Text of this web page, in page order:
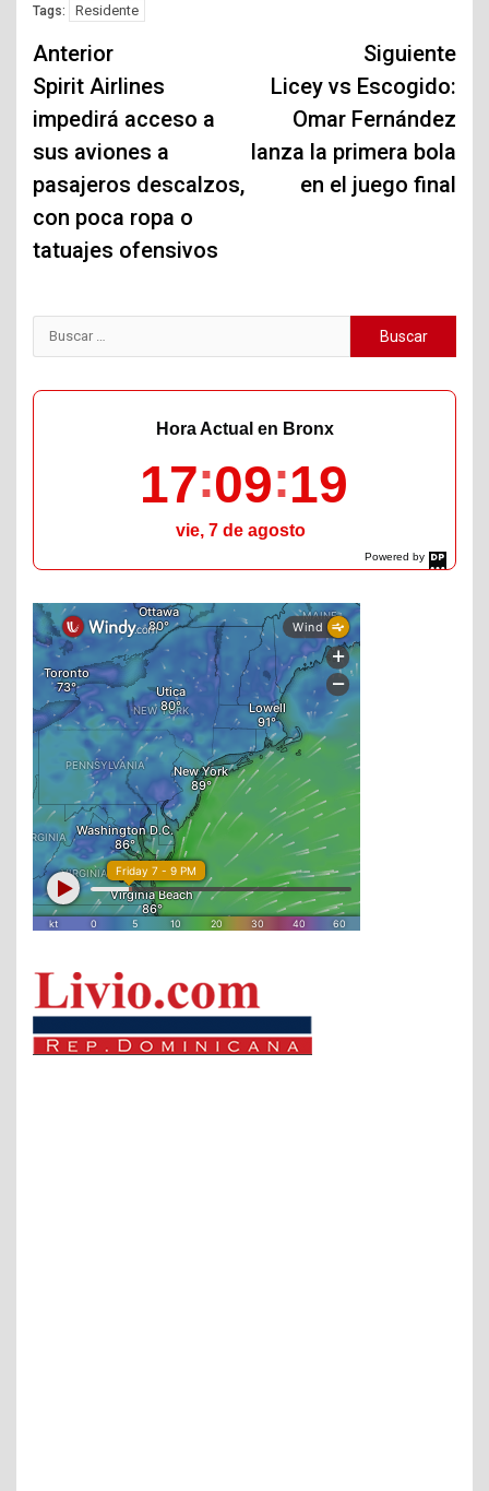
Tags: Residente
Navegación
de
entradas
Anterior
Spirit Airlines
impedirá acceso a
sus aviones a
pasajeros descalzos,
con poca ropa o
tatuajes ofensivos
Siguiente
Licey vs Escogido:
Omar Fernández
lanza la primera bola
en el juego final
Buscar:
Powered by
DaysPedia.com
Hora Actual en Bronx
17 09 20
vie, 7 de agosto